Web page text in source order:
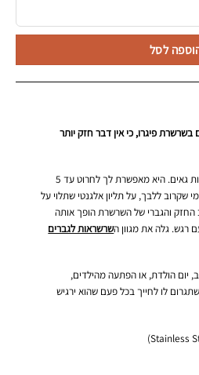
דגם פיגרו
לסל
פיגרו, כי אין דבר חזק יותר
השרשרת הזו נוצרה בשביל אבות גאים. היא מאפשרת לך לחרוט עד 5
שקרוב ללבך, על תליון אלגנטי שתלוי על
החזק והגברי של השרשרת הופך אותה
רגש. גלה את מגוון השרשראות לגברים
יום הולדת, או הפתעה מהילדים,
לו לחייך בכל פעם שהוא ירגיש